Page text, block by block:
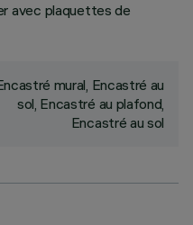
avec plaquettes de
mural, Encastré au
sol, Encastré au plafond,
Encastré au sol